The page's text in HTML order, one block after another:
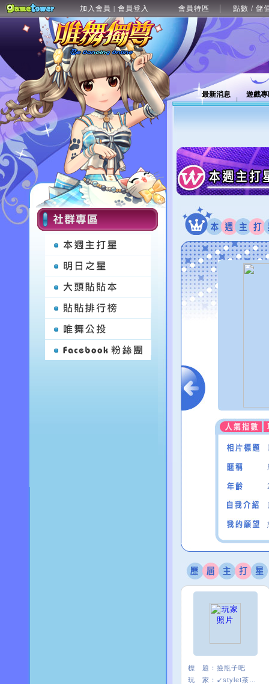
加入會員 | 會員登入 會員特區 點數 / 儲
最新消息 遊戲
標 題： 撿瓶子吧
玩 家：